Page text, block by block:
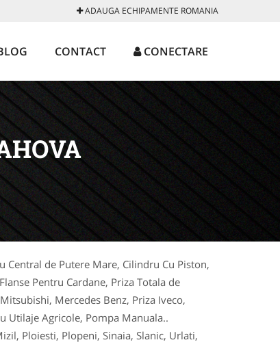
ADAUGA ECHIPAMENTE ROMANIA
CONTACT CONECTARE
de Putere Mare, Cilindru Cu Piston,
Pentru Cardane, Priza Totala de
Mercedes Benz, Priza Iveco,
Utilaje Agricole, Pompa Manuala..
Ploiesti, Plopeni, Sinaia, Slanic, Urlati,